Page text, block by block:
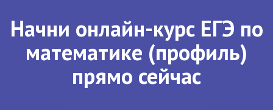
Начни онлайн-курс ЕГЭ по
математике (профиль)
прямо сейчас